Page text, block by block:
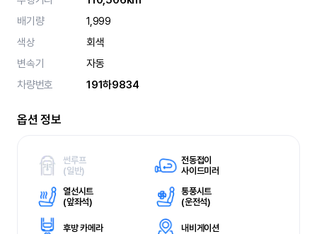
배기량
1,999
색상
회색
변속기
자동
차량번호
191하9834
옵션 정보
썬루프
(일반)
전동접이
사이드미러
열선시트
(앞좌석)
통풍시트
(운전석)
후방 카메라 내비게이션